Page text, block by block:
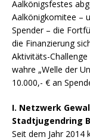
Aalkönigsfestes
Aalkönigkomitee –
Spender – die
die Finanzierung
Aktivitäts-
wahre „Welle der
10.000,- € an
I. Netzwerk
Stadtjugendring
Seit dem Jahr